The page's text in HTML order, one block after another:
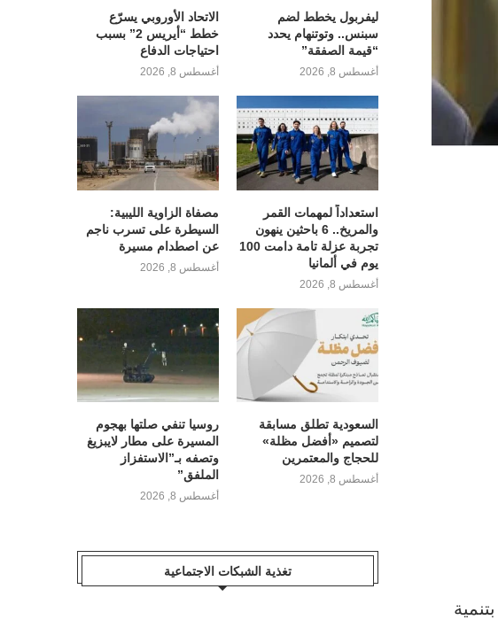
ليفربول يخطط لضم
سبنس.. وتوتنهام يحدد
“قيمة الصفقة”
أغسطس 8, 2026
الاتحاد الأوروبي يسرّع
خطط “أيريس 2” بسبب
احتياجات الدفاع
أغسطس 8, 2026
استعداداً لمهمات القمر
والمريخ.. 6 باحثين ينهون
تجربة عزلة تامة دامت 100
يوم في ألمانيا
أغسطس 8, 2026
مصفاة الزاوية الليبية:
السيطرة على تسرب ناجم
عن اصطدام مسيرة
أغسطس 8, 2026
السعودية تطلق مسابقة
لتصميم «أفضل مظلة»
للحجاج والمعتمرين
أغسطس 8, 2026
روسيا تنفي صلتها بهجوم
المسيرة على مطار لايبزيغ
وتصفه بـ”الاستفزاز
الملفق”
أغسطس 8, 2026
تغذية الشبكات الاجتماعية